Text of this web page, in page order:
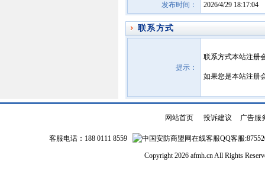
发布时间： 2026/4/29 18:17:04
联系方式
提示：
联系方式本站注册
如果您是本站注册
网站首页| 投诉建议 广告服
客服电话：188 0111 8559 QQ客服
Copyright 2026 afmh.cn All Rights